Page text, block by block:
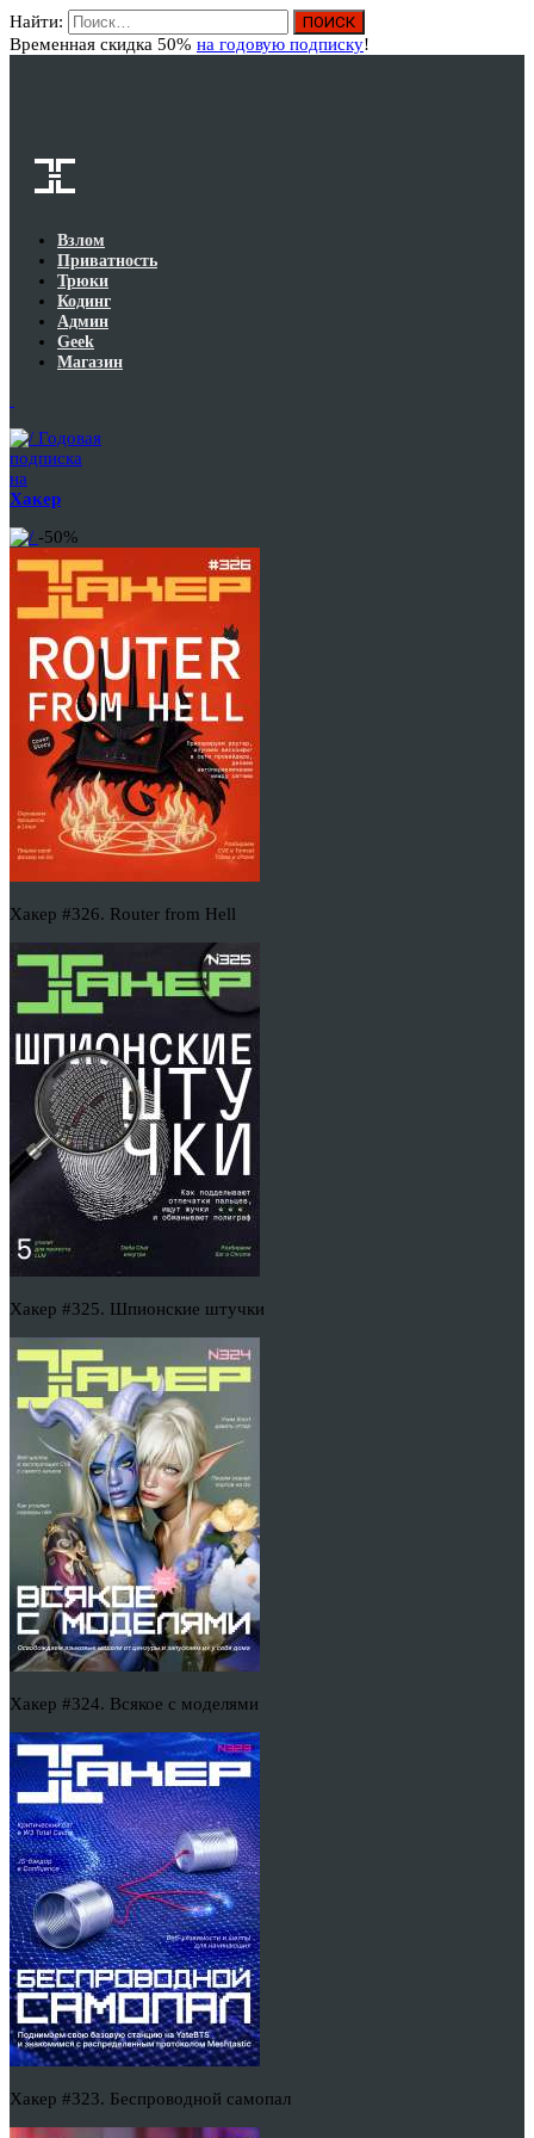
Найти:
Временная скидка 50% на годовую подписку!
Взлом
Приватность
Трюки
Кодинг
Админ
Geek
Магазин
Годовая
подписка
на
Хакер
-50%
Хакер #326. Router from Hell
Хакер #325. Шпионские штучки
Хакер #324. Всякое с моделями
Хакер #323. Беспроводной самопал